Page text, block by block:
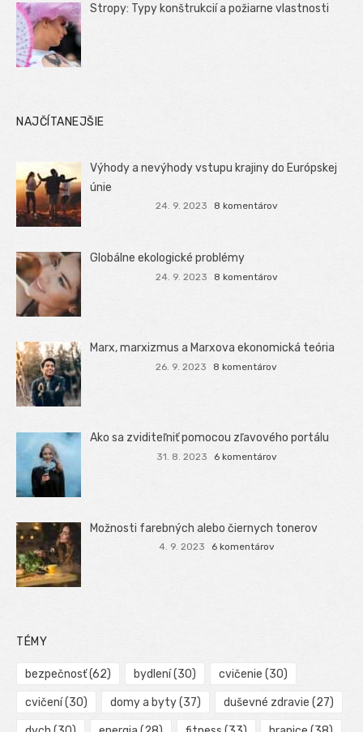
Stropy: Typy konštrukcií a požiarne vlastnosti
NAJČÍTANEJŠIE
Výhody a nevýhody vstupu krajiny do Európskej
únie
24. 9. 2023 8 komentárov
Globálne ekologické problémy
24. 9. 2023 8 komentárov
Marx, marxizmus a Marxova ekonomická teória
26. 9. 2023 8 komentárov
Ako sa zviditeľniť pomocou zľavového portálu
31. 8. 2023 6 komentárov
Možnosti farebných alebo čiernych tonerov
4. 9. 2023 6 komentárov
TÉMY
bezpečnosť(62) bydlení(30) cvičenie (30)
cvičení(30) domy a byty(37) duševné zdravie (27)